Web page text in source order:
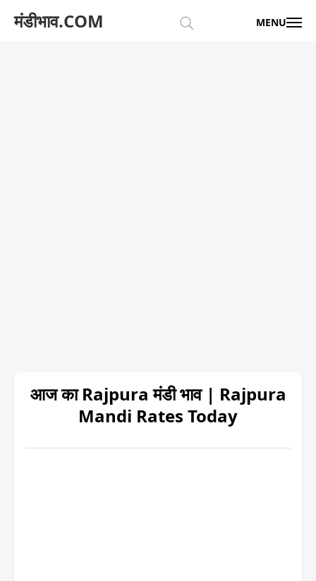
मंडीभाव.COM MENU
आज का Rajpura मंडी भाव | Rajpura
Mandi Rates Today